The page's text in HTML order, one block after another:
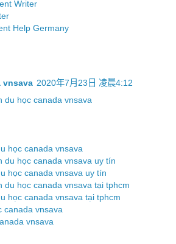
Writer
Help Germany
vnsava 2020年7月23日 凌晨4:12
du học canada vnsava
học canada vnsava
du học canada vnsava uy tín
học canada vnsava uy tín
du học canada vnsava tại tphcm
học canada vnsava tại tphcm
canada vnsava
vnsava